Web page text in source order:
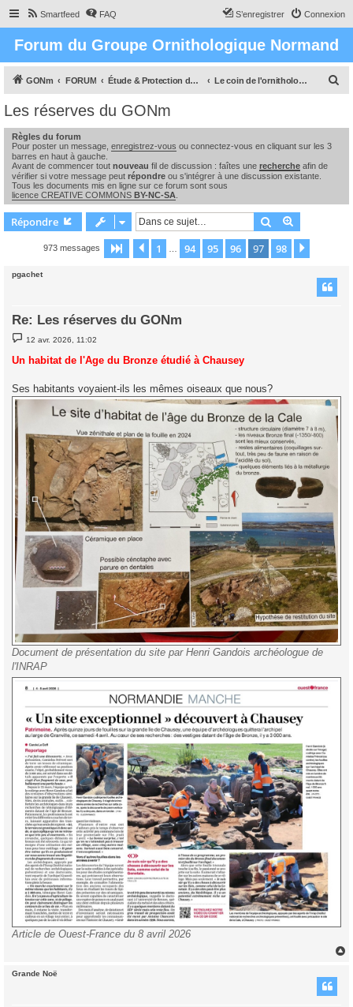
Smartfeed FAQ Connexion
S’enregistrer
Forum du Groupe Ornithologique Normand
GONm FORUM Étude & Protection des Oiseaux et de leurs milieux en Normandie Le coin de l'ornithologue : observations, études & enquêtes
Les réserves du GONm
Règles du forum
Pour poster un message, enregistrez-vous ou connectez-vous en cliquant sur les 3
barres en haut à gauche.
Avant de commencer tout nouveau fil de discussion : faîtes une recherche afin de
vérifier si votre message peut répondre ou s'intégrer à une discussion existante.
Tous les documents mis en ligne sur ce forum sont sous
licence CREATIVE COMMONS BY-NC-SA
Répondre Rechercher
973 messages Page 97 sur 98
Précédente
1 94 95 96 97 98
pgachet
Re: Les réserves du GONm
M
e
s
e
12 avr. 2026, 11:02
Un habitat de l'Age du Bronze étudié à Chausey
Ses habitants voyaient-ils les mêmes oiseaux que nous?
Document de présentation du site par Henri Gandois archéologue de
l'INRAP
Article de Ouest-France du 8 avril 2026
Grande Noë